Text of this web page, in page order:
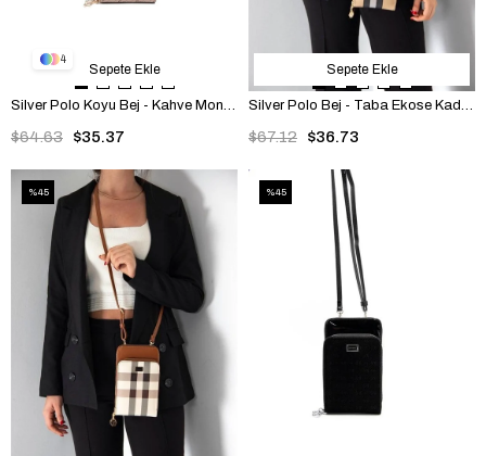
4
$35.37
$64.63
Sepete Ekle
$36.73
$67.12
Sepete Ekle
%45 %45